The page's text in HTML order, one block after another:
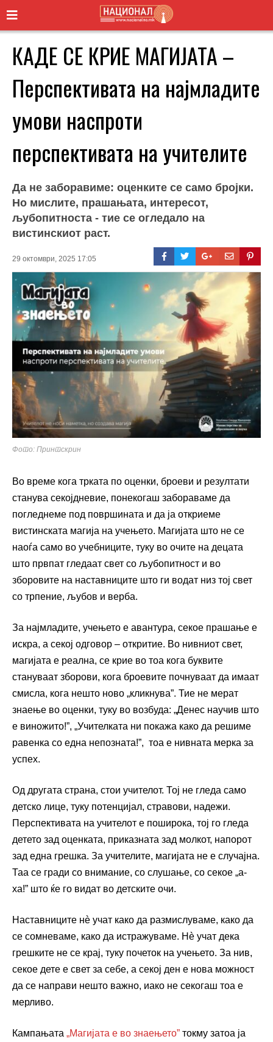
КАДЕ СЕ КРИЕ МАГИЈАТА –
Перспективата на најмладите
умови наспроти
перспективата на учителите
Да не заборавиме: оценките се само бројки.
Но мислите, прашањата, интересот,
љубопитноста - тие се огледало на
вистинскиот раст.
29 октомври, 2025 17:05
Фото: Принтскрин
Во време кога трката по оценки, броеви и резултати
станува секојдневие, понекогаш забораваме да
погледнеме под површината и да ја откриеме
вистинската магија на учењето. Магијата што не се
наоѓа само во учебниците, туку во очите на децата
што првпат гледаат свет со љубопитност и во
зборовите на наставниците што ги водат низ тој свет
со трпение, љубов и верба.
За најмладите, учењето е авантура, секое прашање е
искра, а секој одговор – откритие. Во нивниот свет,
магијата е реална, се крие во тоа кога буквите
стануваат зборови, кога броевите почнуваат да имаат
смисла, кога нешто ново „кликнува”. Тие не мерат
знаење во оценки, туку во возбуда: „Денес научив што
е виножито!”, „Учителката ни покажа како да решиме
равенка со една непозната!”, тоа е нивната мерка за
успех.
Од другата страна, стои учителот. Тој не гледа само
детско лице, туку потенцијал, стравови, надежи.
Перспективата на учителот е поширока, тој го гледа
детето зад оценката, приказната зад молкот, напорот
зад една грешка. За учителите, магијата не е случајна.
Таа се гради со внимание, со слушање, со секое „а-
ха!” што ќе го видат во детските очи.
Наставниците нè учат како да размислуваме, како да
се сомневаме, како да истражуваме. Нè учат дека
грешките не се крај, туку почеток на учењето. За нив,
секое дете е свет за себе, а секој ден е нова можност
да се направи нешто важно, иако не секогаш тоа е
мерливо.
Кампањата „Магијата е во знаењето” токму затоа ја